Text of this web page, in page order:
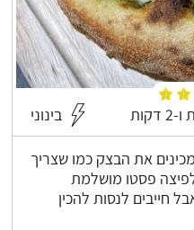
בינוני
את הבצק כמו שצריך
פסטו מושלמת
חייבים לנסות להכין